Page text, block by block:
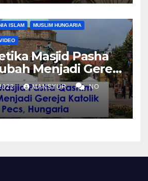
ISLAM MUSLIM HUNGARIA
Masjid Pasha
Menjadi Gereja
Hungaria
MANSYUR NO